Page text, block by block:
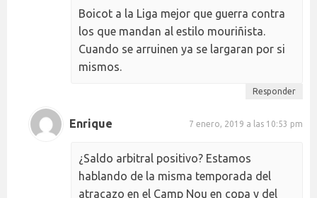
Boicot a la Liga mejor que guerra contra
los que mandan al estilo mouriñista.
Cuando se arruinen ya se largaran por si
mismos.
Responder
Enrique 7 enero, 2019 a las 10:53 pm
¿Saldo arbitral positivo? Estamos
hablando de la misma temporada del
atracazo en el Camp Nou en copa y del